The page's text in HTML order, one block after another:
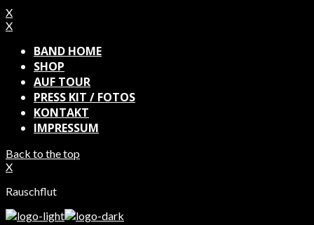
X
X
BAND HOME
SHOP
AUF TOUR
PRESS KIT / FOTOS
KONTAKT
IMPRESSUM
Back to the top
X
Rauschflut